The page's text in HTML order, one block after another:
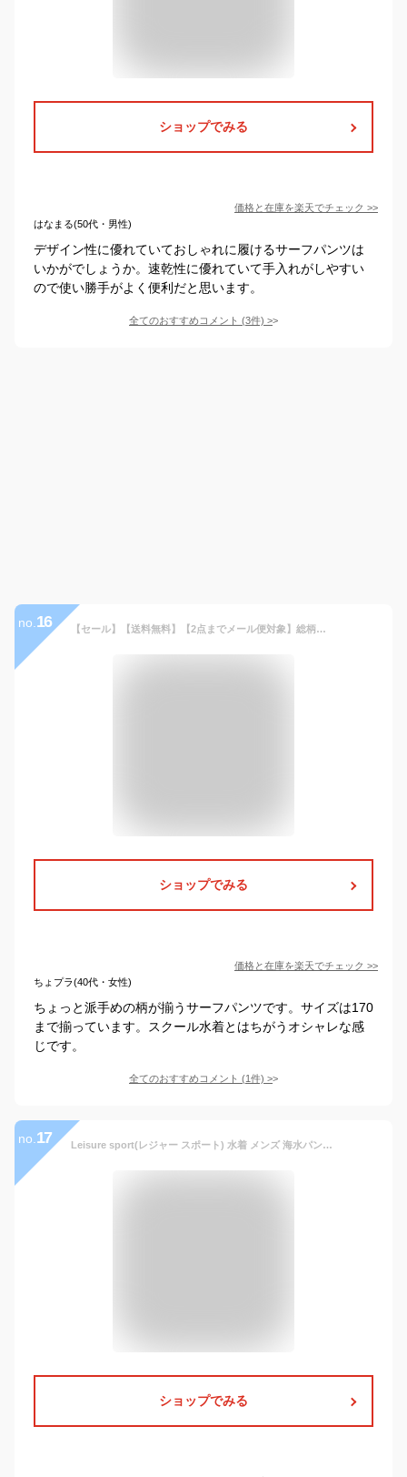
ショップでみる
価格と在庫を楽天でチェック >>
はなまる(50代・男性)
デザイン性に優れていておしゃれに履けるサーフパンツは
いかがでしょうか。速乾性に優れていて手入れがしやすい
ので使い勝手がよく便利だと思います。
全てのおすすめコメント (3件) >
no. 16 【セール】【送料無料】【2点までメール便対象】総柄スイムパンツ 水着 ビーチパンツ ハーフパンツ サーフパンツ 海 プール キャンプ 子供服 男の子 小学生 中学生 ファッション キッズ ジュニア 120cm 130cm 140cm 150cm 160cm 170cm ビーチグッズ
ショップでみる
価格と在庫を楽天でチェック >>
ちょプラ(40代・女性)
ちょっと派手めの柄が揃うサーフパンツです。サイズは170
まで揃っています。スクール水着とはちがうオシャレな感
じです。
全てのおすすめコメント (1件) >
no. 17 Leisure sport(レジャー スポート) 水着 メンズ 海水パンツ サーフパンツ トランクス ラッシュガード gma02 XL ボーダー
ショップでみる